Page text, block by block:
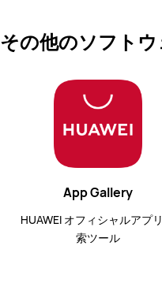
その他のソフト
App Gallery
HUAWEI オフィシャルアプ
索ツール